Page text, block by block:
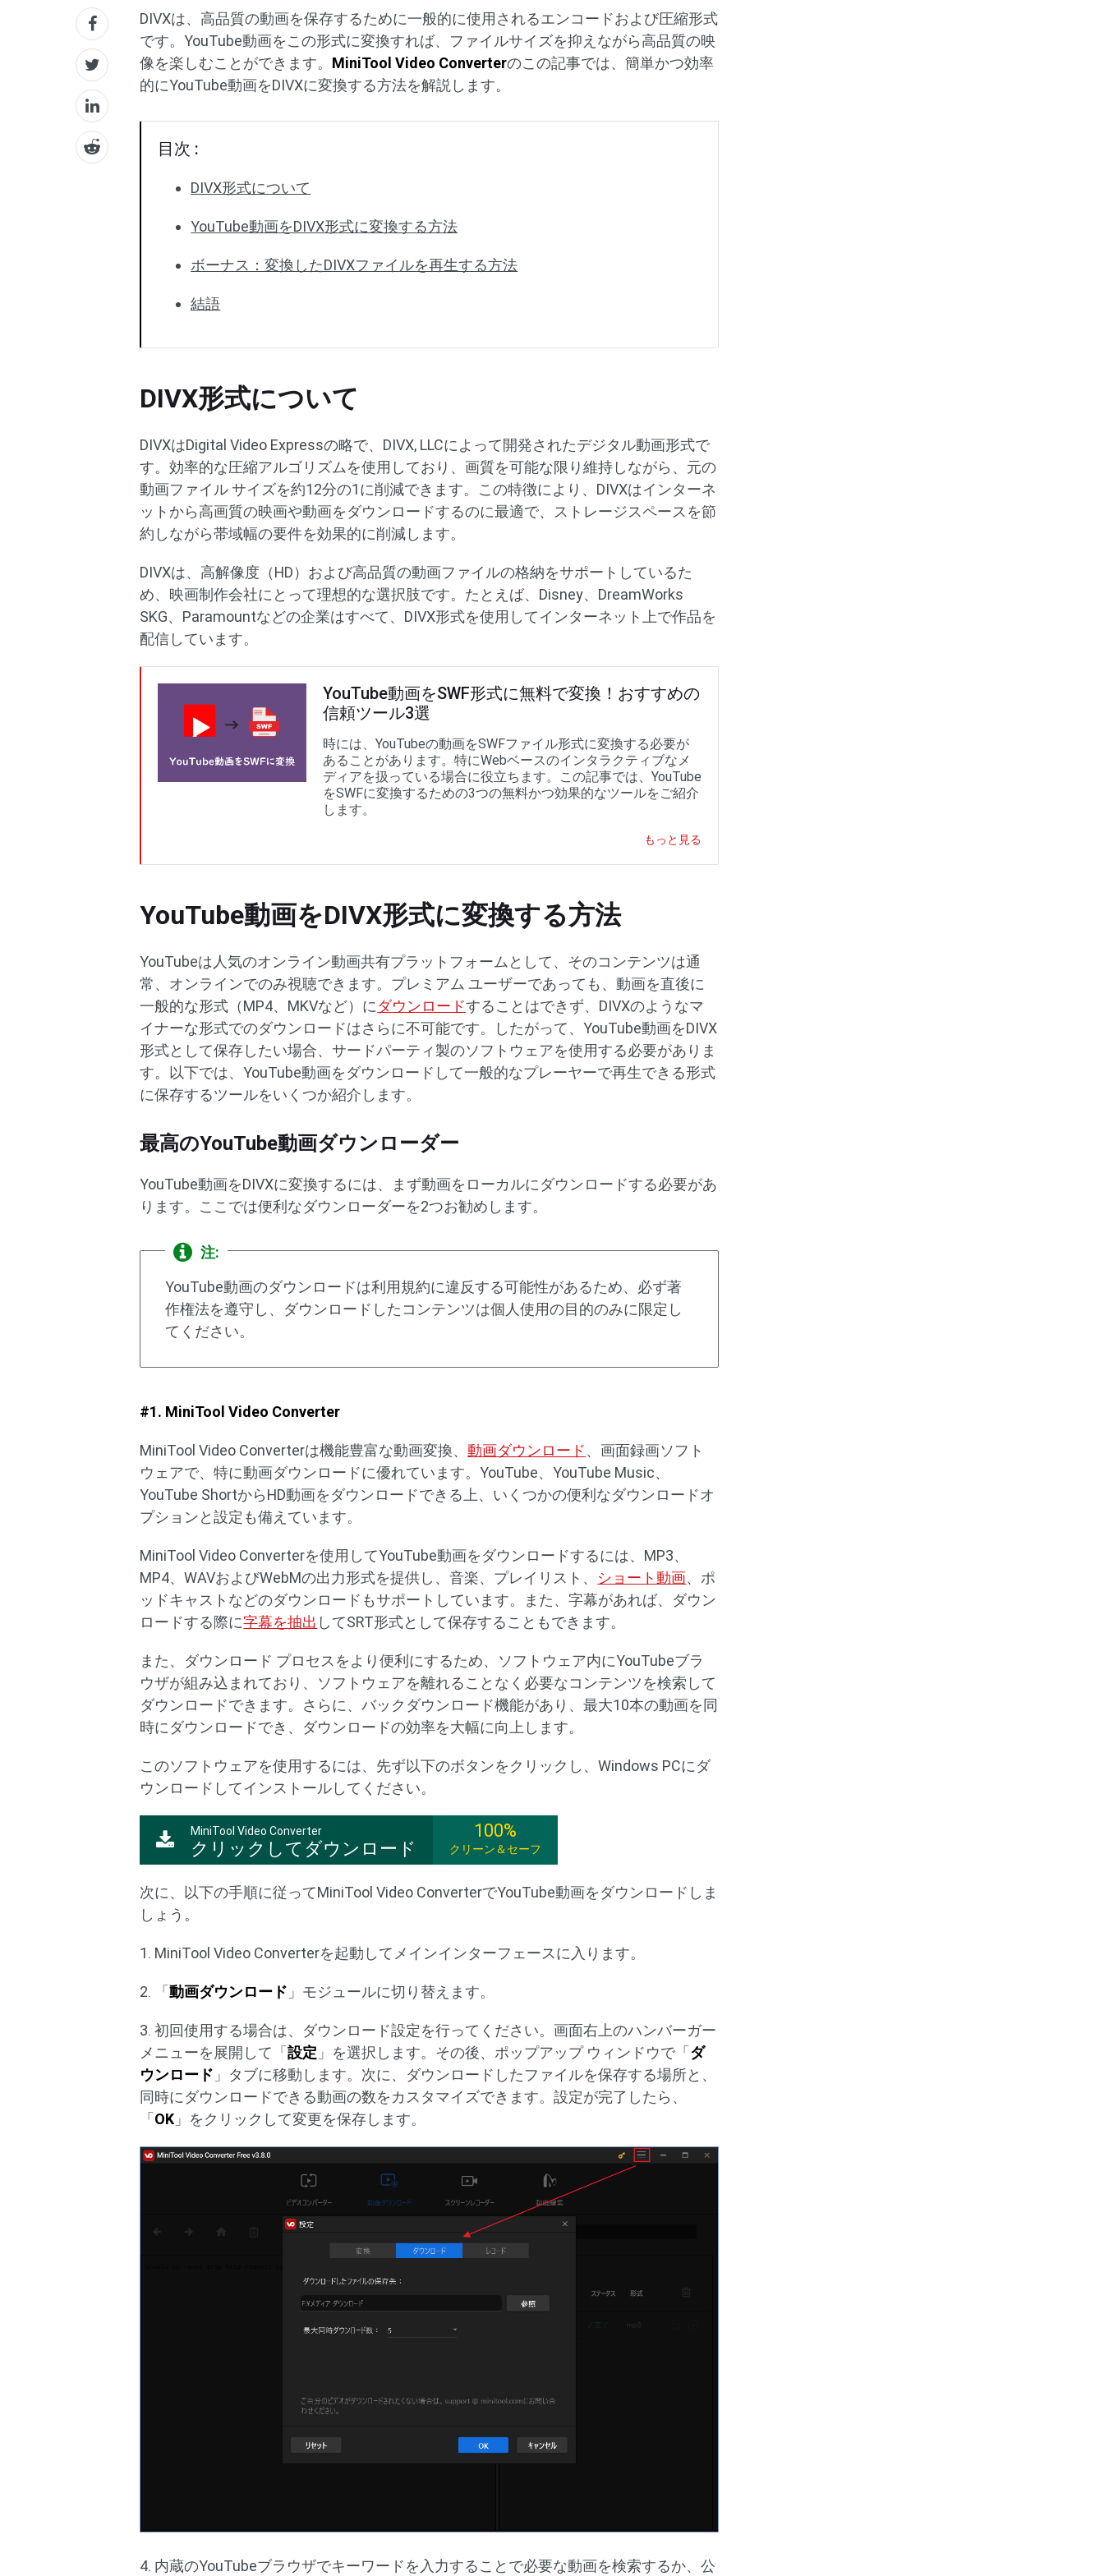
DIVXは、高品質の動画を保存するために一般的に使用されるエンコードおよび圧縮形式
です。YouTube動画をこの形式に変換すれば、ファイルサイズを抑えながら高品質の映
像を楽しむことができます。 MiniTool Video Converterのこの記事では、簡単かつ効率
的にYouTube動画をDIVXに変換する方法を解説します。
目次 :
DIVX形式について
YouTube動画をDIVX形式に変換する方法
ボーナス：変換したDIVXファイルを再生する方法
結語
DIVX形式について
DIVXはDigital Video Expressの略で、DIVX, LLCによって開発されたデジタル動画形式で
す。効率的な圧縮アルゴリズムを使用しており、画質を可能な限り維持しながら、元の
動画ファイル サイズを約12分の1に削減できます。この特徴により、DIVXはインターネ
ットから高画質の映画や動画をダウンロードするのに最適で、ストレージスペースを節
約しながら帯域幅の要件を効果的に削減します。
DIVXは、高解像度（HD）および高品質の動画ファイルの格納をサポートしているた
め、映画制作会社にとって理想的な選択肢です。たとえば、Disney、DreamWorks
SKG、Paramountなどの企業はすべて、DIVX形式を使用してインターネット上で作品を
配信しています。
YouTube動画をSWF形式に無料で変換！おすすめの
信頼ツール3選
時には、YouTubeの動画をSWFファイル形式に変換する必要が
あることがあります。特にWebベースのインタラクティブなメ
ディアを扱っている場合に役立ちます。この記事では、YouTube
をSWFに変換するための3つの無料かつ効果的なツールをご紹介
します。
もっと見る
YouTube動画をDIVX形式に変換する方法
YouTubeは人気のオンライン動画共有プラットフォームとして、そのコンテンツは通
常、オンラインでのみ視聴できます。プレミアム ユーザーであっても、動画を直後に
一般的な形式（MP4、MKVなど）にダウンロードすることはできず、DIVXのようなマ
イナーな形式でのダウンロードはさらに不可能です。したがって、YouTube動画をDIVX
形式として保存したい場合、サードパーティ製のソフトウェアを使用する必要がありま
す。以下では、YouTube動画をダウンロードして一般的なプレーヤーで再生できる形式
に保存するツールをいくつか紹介します。
最高のYouTube動画ダウンローダー
YouTube動画をDIVXに変換するには、まず動画をローカルにダウンロードする必要があ
ります。ここでは便利なダウンローダーを2つお勧めします。
注:
YouTube動画のダウンロードは利用規約に違反する可能性があるため、必ず著
作権法を遵守し、ダウンロードしたコンテンツは個人使用の目的のみに限定し
てください。
#1. MiniTool Video Converter
MiniTool Video Converterは機能豊富な動画変換、動画ダウンロード、画面録画ソフト
ウェアで、特に動画ダウンロードに優れています。YouTube、YouTube Music、
YouTube ShortからHD動画をダウンロードできる上、いくつかの便利なダウンロードオ
プションと設定も備えています。
MiniTool Video Converterを使用してYouTube動画をダウンロードするには、MP3、
MP4、WAVおよびWebMの出力形式を提供し、音楽、プレイリスト、 ショート動画、ポ
ッドキャストなどのダウンロードもサポートしています。また、字幕があれば、ダウン
ロードする際に字幕を抽出 してSRT形式として保存することもできます。
また、ダウンロード プロセスをより便利にするため、ソフトウェア内にYouTubeブラ
ウザが組み込まれており、ソフトウェアを離れることなく必要なコンテンツを検索して
ダウンロードできます。さらに、バックダウンロード機能があり、最大10本の動画を同
時にダウンロードでき、ダウンロードの効率を大幅に向上します。
このソフトウェアを使用するには、先ず以下のボタンをクリックし、Windows PCにダ
ウンロードしてインストールしてください。
MiniTool Video Converter
クリックしてダウンロード
100%
クリーン＆セーフ
次に、以下の手順に従ってMiniTool Video ConverterでYouTube動画をダウンロードしま
しょう。
1. MiniTool Video Converterを起動してメインインターフェースに入ります。
2. 「動画ダウンロード 」モジュールに切り替えます。
3. 初回使用する場合は、ダウンロード設定を行ってください。画面右上のハンバーガー
メニューを展開して「設定 」を選択します。その後、ポップアップ ウィンドウで「 ダ
ウンロード 」タブに移動します。次に、ダウンロードしたファイルを保存する場所と、
同時にダウンロードできる動画の数をカスタマイズできます。設定が完了したら、
「 OK 」をクリックして変更を保存します。
4. 内蔵のYouTubeブラウザでキーワードを入力することで必要な動画を検索するか、公